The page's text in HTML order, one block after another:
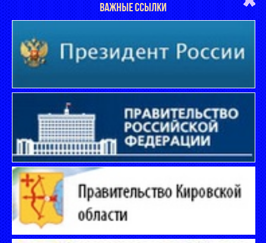
ВАЖНЫЕ ССЫЛКИ